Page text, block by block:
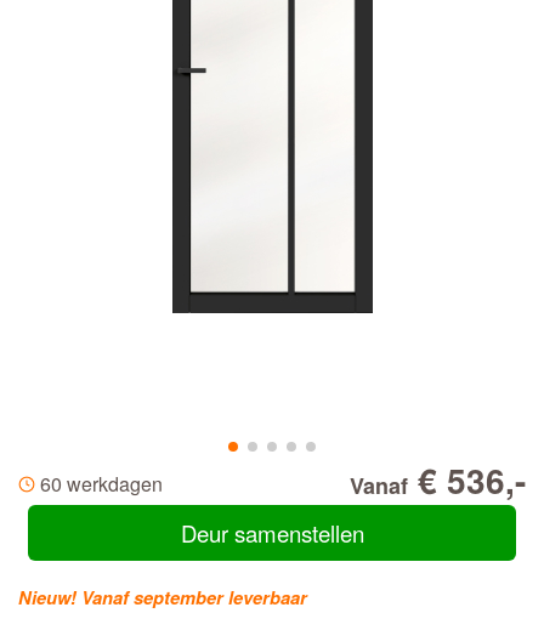
60 werkdagen Vanaf € 536,-
Deur samenstellen
Nieuw! Vanaf september leverbaar